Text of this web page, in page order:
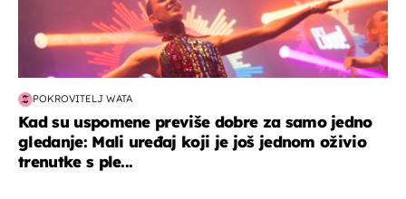
POKROVITELJ WATA
Kad su uspomene previše dobre za samo jedno
gledanje: Mali uređaj koji je još jednom oživio
trenutke s ple...